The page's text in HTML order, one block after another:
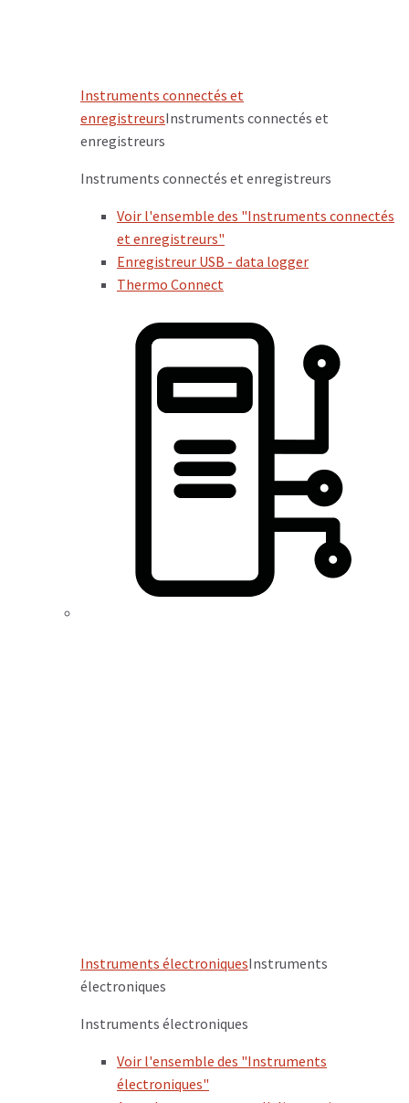
Instruments connectés et
enregistreursInstruments connectés et
enregistreurs
Instruments connectés et enregistreurs
Voir l'ensemble des "Instruments connectés
et enregistreurs"
Enregistreur USB - data logger
Thermo Connect
Instruments électroniquesInstruments
électroniques
Instruments électroniques
Voir l'ensemble des "Instruments
électroniques"